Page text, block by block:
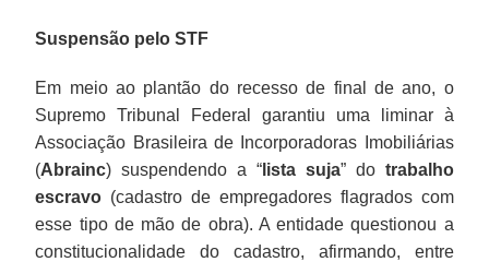
Suspensão pelo STF
Em meio ao plantão do recesso de final de ano, o
Supremo Tribunal Federal garantiu uma liminar à
Associação Brasileira de Incorporadoras Imobiliárias
(Abrainc) suspendendo a “ lista suja” do trabalho
escravo (cadastro de empregadores flagrados com
esse tipo de mão de obra). A entidade questionou a
constitucionalidade do cadastro, afirmando, entre